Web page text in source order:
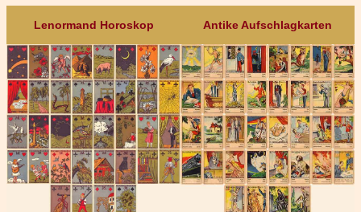
Lenormand Horoskop Antike Aufschlagkarten